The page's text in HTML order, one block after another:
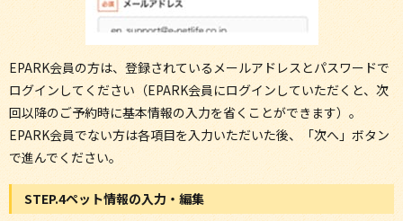
EPARK会員の方は、登録されているメールアドレスとパスワードで
ログインしてください（EPARK会員にログインしていただくと、次
回以降のご予約時に基本情報の入力を省くことができます）。
EPARK会員でない方は各項目を入力いただいた後、「次へ」ボタン
で進んでください。
STEP.4ペット情報の入力・編集